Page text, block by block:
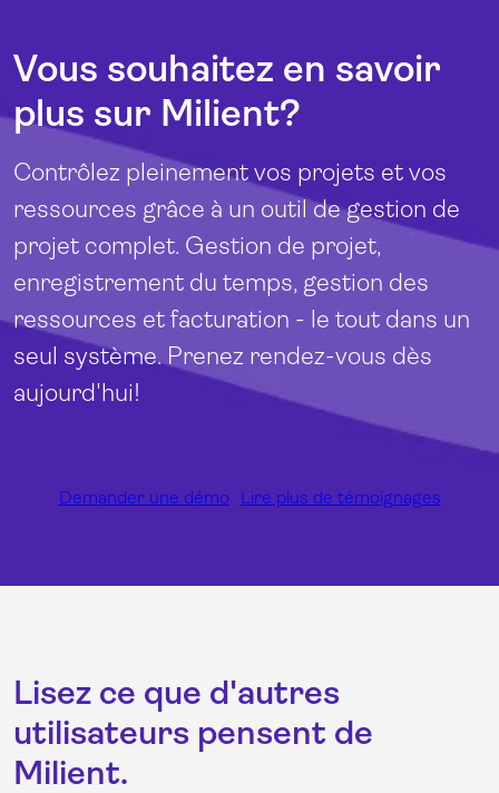
Vous souhaitez en savoir
plus sur Milient?
Contrôlez pleinement vos projets et vos
ressources grâce à un outil de gestion de
projet complet. Gestion de projet,
enregistrement du temps, gestion des
ressources et facturation - le tout dans un
seul système. Prenez rendez-vous dès
aujourd'hui!
Demander une démo Lire plus de témoignages
Lisez ce que d'autres
utilisateurs pensent de
Milient.